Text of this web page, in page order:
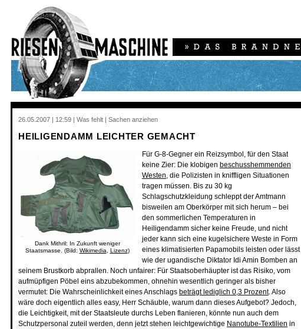
26.05.2007 | 12:59 | Was fehlt | Sachen anziehen
HEILIGENDAMM LEICHTER GEMACHT
Dank Mithril: In Zukunft weniger
Staatsmasse. (Bild: Wikimedia Lizenz)
Für G-8-Gegner ein Reizsymbol, für den Staat
keine Zier: Die klobigen beschusshemmenden
Westen, die Polizisten in kniffligen Situationen
tragen müssen. Bis zu 30 kg
Schlagschutzkleidung schleppt der Amtmann
bisweilen am Oberkörper mit sich herum – bei
den sommerlichen Temperaturen in
Heiligendamm sicher keine Freude, und nicht
jeder kann sich eine kugelsichere Weste in Form
eines klimatisierten Papamobils leisten oder lässt
wie der ugandische Diktator Idi Amin Bomben an
seinem Brustkorb abprallen. Noch unfairer: Für Staatsoberhäupter ist das Risiko, vom
aufmüpfigen Pöbel eins abzubekommen, ohnehin wesentlich geringer als bisher
vermutet: Die Wahrscheinlichkeit eines Anschlags beträgt lediglich 0,3 Prozent. Also
wäre doch eigentlich alles easy, Herr Schäuble, warum dann dieses Aufgebot? Jedoch,
die Leichtigkeit, mit der Staatsleute durchs Leben flanieren, könnte nun auch dem
Schutzpersonal zuteil werden, denn jetzt stehen leichtgewichtige Nanotube-Textilien in